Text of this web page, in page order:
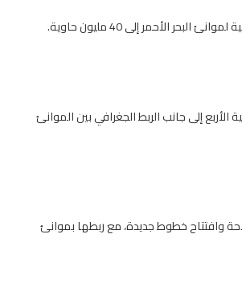
الأحمر إلى 40 مليون حاوية.
الأربع إلى جانب الربط الجغرافي بين الموانئ
وافتتاح خطوط جديدة، مع ربطها بموانئ